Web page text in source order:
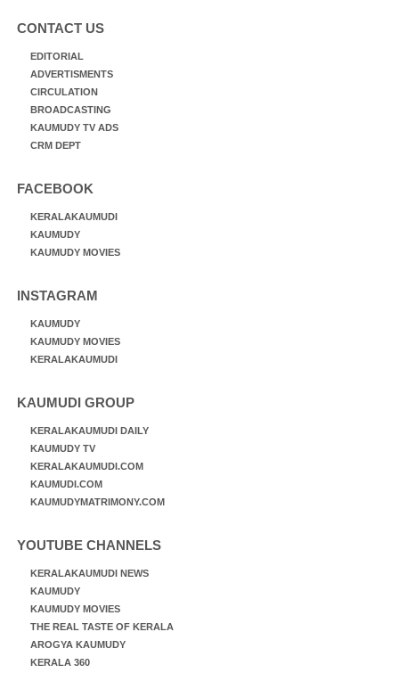
CONTACT US
EDITORIAL
ADVERTISMENTS
CIRCULATION
BROADCASTING
KAUMUDY TV ADS
CRM DEPT
FACEBOOK
KERALAKAUMUDI
KAUMUDY
KAUMUDY MOVIES
INSTAGRAM
KAUMUDY
KAUMUDY MOVIES
KERALAKAUMUDI
KAUMUDI GROUP
KERALAKAUMUDI DAILY
KAUMUDY TV
KERALAKAUMUDI.COM
KAUMUDI.COM
KAUMUDYMATRIMONY.COM
YOUTUBE CHANNELS
KERALAKAUMUDI NEWS
KAUMUDY
KAUMUDY MOVIES
THE REAL TASTE OF KERALA
AROGYA KAUMUDY
KERALA 360